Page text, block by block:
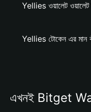
Yellies ওয়ালেট ওয়ালেট
Yellies টোকেন এর মান
এখনই Bitget